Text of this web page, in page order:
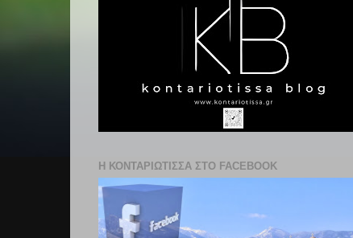
Η ΚΟΝΤΑΡΙΩΤΙΣΣΑ ΣΤΟ FACEBOOK